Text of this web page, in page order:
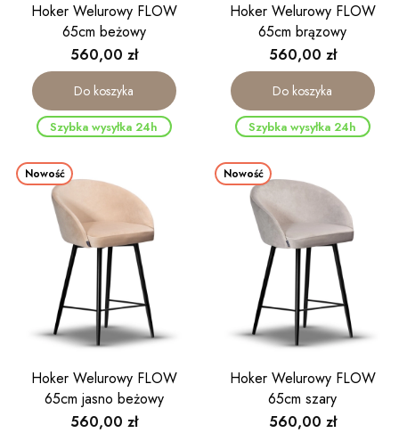
Hoker Welurowy FLOW
65cm beżowy
Cena
560,00 zł
Do koszyka
Szybka wysyłka 24h
Hoker Welurowy FLOW
65cm brązowy
Cena
560,00 zł
Do koszyka
Szybka wysyłka 24h
Nowość
Hoker Welurowy FLOW
65cm jasno beżowy
Cena
560,00 zł
Nowość
Hoker Welurowy FLOW
65cm szary
Cena
560,00 zł